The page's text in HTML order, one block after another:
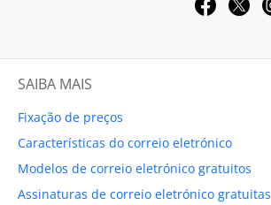
SAIBA MAIS
Fixação de preços
Características do correio eletrónico
Modelos de correio eletrónico gratuitos
Assinaturas de correio eletrónico gratuitas